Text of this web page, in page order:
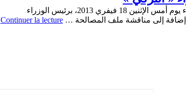
إجتمع رئيس المكتب السياسي لحركة « حماس» « خالد مشعل » إضافة إلى وفد ينتمي للحركة، مساء يوم أمس الإثنين 18 فيفري 2013، برئيس الوزراء
إضافة إلى مناقشة ملف المصالحة …Continuer la lecture